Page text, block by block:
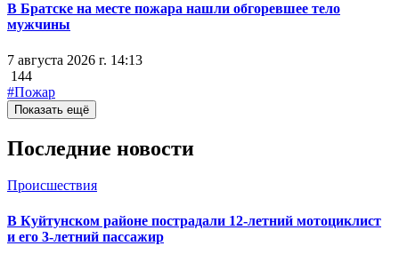
В Братске на месте пожара нашли обгоревшее тело
мужчины
7 августа 2026 г. 14:13
144
#Пожар
Показать ещё
Последние новости
Происшествия
В Куйтунском районе пострадали 12-летний мотоциклист
и его 3-летний пассажир